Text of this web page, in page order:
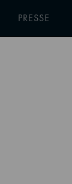
PRESSE